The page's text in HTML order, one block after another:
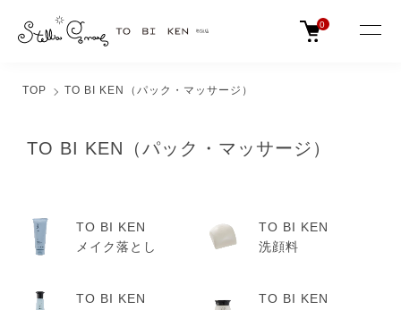
0
TOP TO BI KEN（パック・マッサージ）
TO BI KEN（パック・マッサージ）
TO BI KEN
メイク落とし
TO BI KEN
洗顔料
TO BI KEN
TO BI KEN